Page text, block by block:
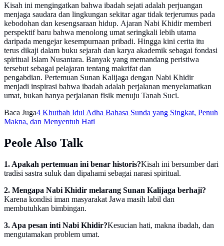
Kisah ini mengingatkan bahwa ibadah sejati adalah perjuangan
menjaga saudara dan lingkungan sekitar agar tidak terjerumus pada
kebodohan dan kesengsaraan hidup. Ajaran Nabi Khidir memberi
perspektif baru bahwa menolong umat seringkali lebih utama
daripada mengejar kesempurnaan pribadi. Hingga kini cerita itu
terus dikaji dalam buku sejarah dan karya akademik sebagai fondasi
spiritual Islam Nusantara. Banyak yang memandang peristiwa
tersebut sebagai pelajaran tentang makrifat dan
pengabdian. Pertemuan Sunan Kalijaga dengan Nabi Khidir
menjadi inspirasi bahwa ibadah adalah perjalanan menyelamatkan
umat, bukan hanya perjalanan fisik menuju Tanah Suci.
Baca Juga4 Khutbah Idul Adha Bahasa Sunda yang Singkat, Penuh
Makna, dan Menyentuh Hati
Peole Also Talk
1. Apakah pertemuan ini benar historis?Kisah ini bersumber dari
tradisi sastra suluk dan dipahami sebagai narasi spiritual.
2. Mengapa Nabi Khidir melarang Sunan Kalijaga berhaji?
Karena kondisi iman masyarakat Jawa masih labil dan
membutuhkan bimbingan.
3. Apa pesan inti Nabi Khidir?Kesucian hati, makna ibadah, dan
mengutamakan problem umat.